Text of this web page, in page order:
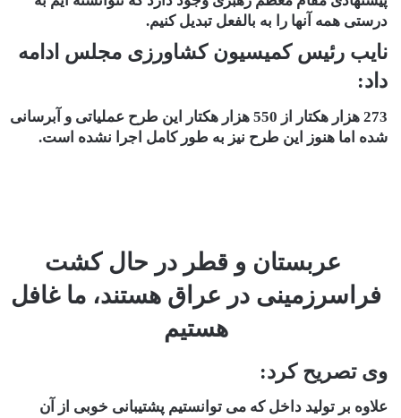
درستی همه آنها را به بالفعل تبدیل کنیم.
نایب رئیس کمیسیون کشاورزی مجلس ادامه
داد:
273 هزار هکتار از 550 هزار هکتار این طرح عملیاتی و آبرسانی
شده اما هنوز این طرح نیز به طور کامل اجرا نشده است.
عربستان و قطر در حال کشت
فراسرزمینی در عراق هستند، ما غافل
هستیم
وی تصریح کرد:
علاوه بر تولید داخل که می توانستیم پشتیبانی خوبی از آن